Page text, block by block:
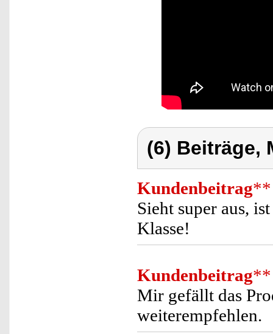
(6) Beiträge,
Kundenbeitrag**
Sieht super aus,
Klasse!
Kundenbeitrag**
Mir gefällt das
weiterempfehlen.